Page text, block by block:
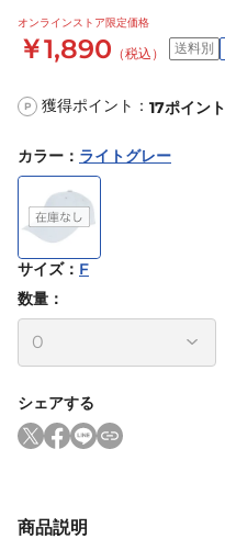
オンラインストア限定価格
￥1,890 （税込） 送料別
P 獲得ポイント： 17ポイント
カラー ： ライトグレー
サイズ： F
数量：
シェアする
商品説明